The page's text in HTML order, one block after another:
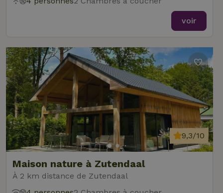
voir
Maison nature à Zutendaal
À 2 km distance de Zutendaal
9,3/10